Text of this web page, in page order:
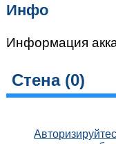
Инфо
Информация
Стена (0)